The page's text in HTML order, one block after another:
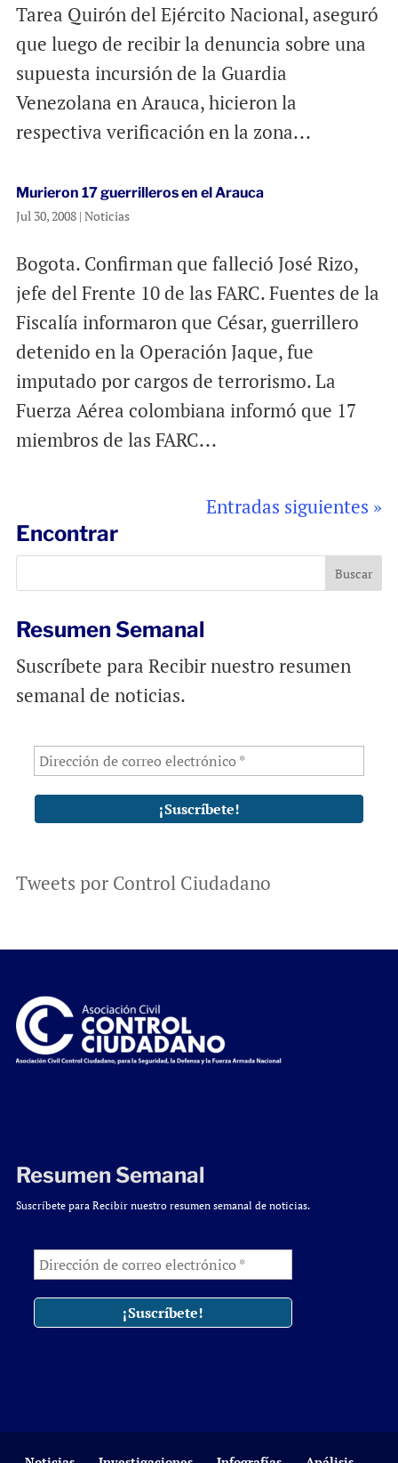
Tarea Quirón del Ejército Nacional, aseguró
que luego de recibir la denuncia sobre una
supuesta incursión de la Guardia
Venezolana en Arauca, hicieron la
respectiva verificación en la zona...
Murieron 17 guerrilleros en el Arauca
Jul 30, 2008| Noticias
Bogota. Confirman que falleció José Rizo,
jefe del Frente 10 de las FARC. Fuentes de la
Fiscalía informaron que César, guerrillero
detenido en la Operación Jaque, fue
imputado por cargos de terrorismo. La
Fuerza Aérea colombiana informó que 17
miembros de las FARC...
Entradas siguientes »
Encontrar
Resumen Semanal
Suscríbete para Recibir nuestro resumen
semanal de noticias.
Tweets por Control Ciudadano
Resumen Semanal
Suscríbete para Recibir nuestro resumen semanal de noticias.